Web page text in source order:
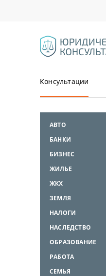
Консультации
АВТО
БАНКИ
БИЗНЕС
ЖИЛЬЕ
ЖКХ
ЗЕМЛЯ
НАЛОГИ
НАСЛЕДСТВО
ОБРАЗОВАНИЕ
РАБОТА
СЕМЬЯ